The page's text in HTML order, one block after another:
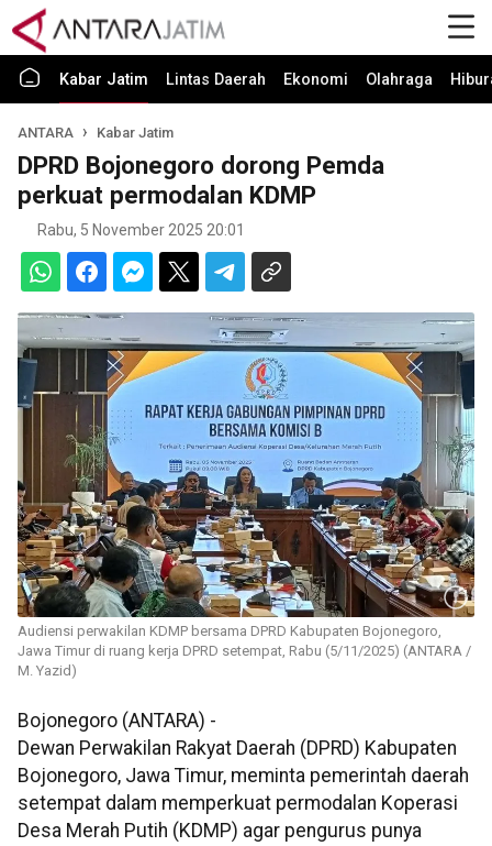
Kabar Jatim Lintas Daerah Ekonomi Olahraga
ANTARA Kabar Jatim
DPRD Bojonegoro dorong Pemda
perkuat permodalan KDMP
Rabu, 5 November 2025 20:01
Audiensi perwakilan KDMP bersama DPRD Kabupaten Bojonegoro,
Jawa Timur di ruang kerja DPRD setempat, Rabu (5/11/2025) (ANTARA /
M. Yazid)
Bojonegoro (ANTARA) -
Dewan Perwakilan Rakyat Daerah (DPRD) Kabupaten
Bojonegoro, Jawa Timur, meminta pemerintah daerah
setempat dalam memperkuat permodalan Koperasi
Desa Merah Putih (KDMP) agar pengurus punya